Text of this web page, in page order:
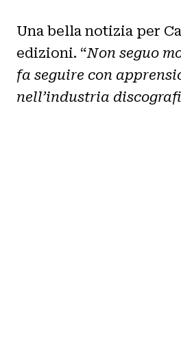
Una bella notizia per
edizioni. “Non seguo
fa seguire con
nell’industria